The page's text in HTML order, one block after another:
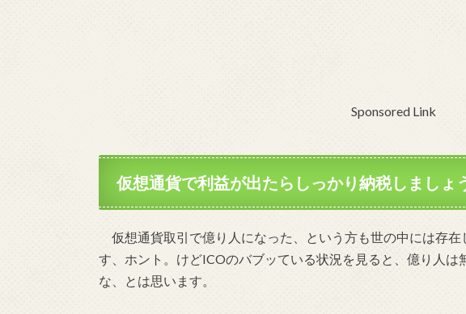
Sponsored Link
仮想通貨で利益が出たらしっかり納税しましょ
仮想通貨取引で億り人になった、という方も世の中には存
す、ホント。けどICOのバブッている状況を見ると、億り人
な、とは思います。